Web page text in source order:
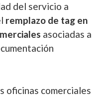
del servicio a
remplazo de tag en
asociadas a
oficinas comerciales